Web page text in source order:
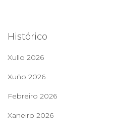
rHistórico
Xullo 2026
Xuño 2026
Febreiro 2026
Xaneiro 2026